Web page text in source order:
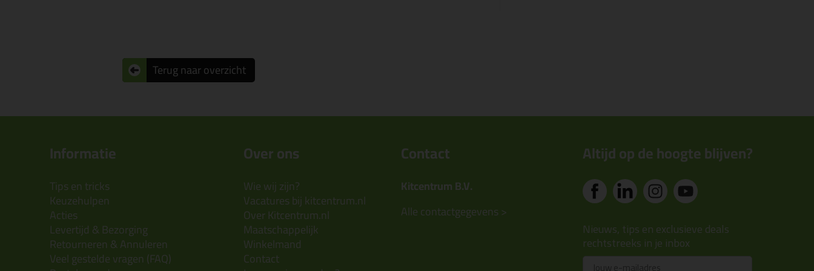
Terug naar overzicht
Informatie
Tips en tricks
Keuzehulpen
Acties
Levertijd & Bezorging
Retourneren & Annuleren
Veel gestelde vragen (FAQ)
Over ons
Wie wij zijn?
Vacatures bij kitcentrum.nl
Over Kitcentrum.nl
Maatschappelijk
Winkelmand
Contact
Contact
Kitcentrum B.V.
Alle contactgegevens >
Altijd op de hoogte blijven?
Nieuws, tips en exclusieve deals
rechtstreeks in je inbox